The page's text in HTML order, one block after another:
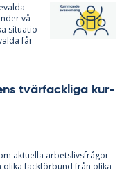
vå­
si­tu­a­tio­
får
tvär­fack­li­ga kur­
ak­tu­el­la ar­bets­livs­frå­gor
oli­ka fack­för­bund från oli­ka